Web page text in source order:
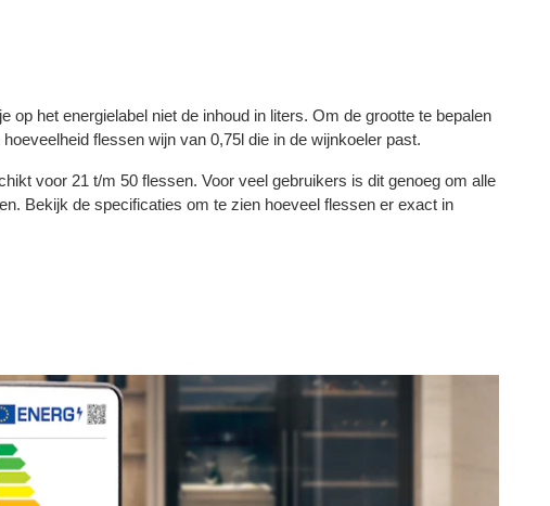
op het energielabel niet de inhoud in liters. Om de grootte te bepalen
flessen wijn van 0,75l die in de wijnkoeler past.
voor 21 t/m 50 flessen. Voor veel gebruikers is dit genoeg om alle
Bekijk de specificaties om te zien hoeveel flessen er exact in